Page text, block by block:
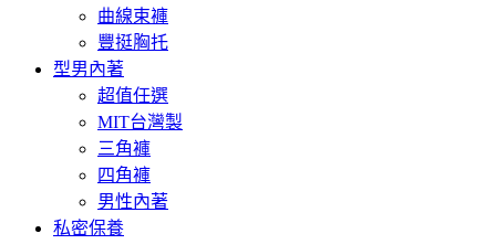
曲線束褲
豐挺胸托
型男內著
超值任選
MIT台灣製
三角褲
四角褲
男性內著
私密保養